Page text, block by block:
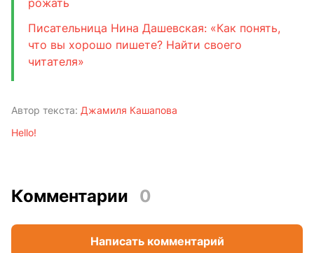
рожать
Писательница Нина Дашевская: «Как понять,
что вы хорошо пишете? Найти своего
читателя»
Автор текста: Джамиля Кашапова
Hello!
Комментарии 0
Написать комментарий